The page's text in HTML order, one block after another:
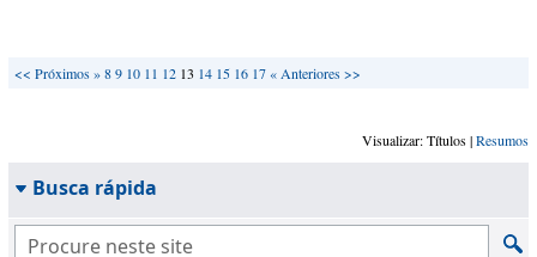
<< Próximos »89 10 11 12 13 14 15 16 17« Anteriores>>
Visualizar: Títulos |Resumos
Busca rápida